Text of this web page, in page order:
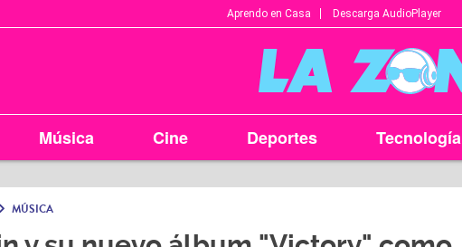
Aprendo en Casa Descarga AudioPlayer
Música Cine Deportes Tecnología
MÚSICA